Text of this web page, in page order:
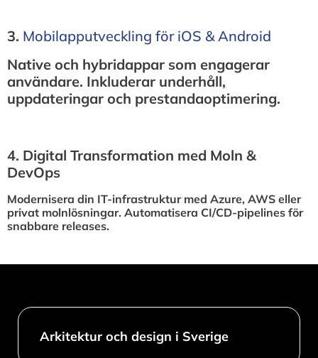
3.⁠ ⁠Mobilapputveckling för iOS & Android
Native och hybridappar som engagerar
användare. Inkluderar underhåll,
uppdateringar och prestandaoptimering.
4.⁠ ⁠Digital Transformation med Moln &
DevOps
Modernisera din IT-infrastruktur med Azure, AWS eller
privat molnlösningar. Automatisera CI/CD-pipelines för
snabbare releases.
Arkitektur och design i Sverige​